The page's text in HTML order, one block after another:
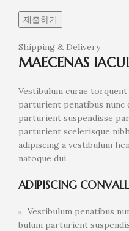
Shipping & Delivery
MAECENAS
Vestibulum curae torquent
parturient penatibus nunc
parturient suspendisse
parturient scelerisque
adipiscing a vestibulum
natoque dui.
ADIPISCING
Vestibulum penatibus
bulum parturient